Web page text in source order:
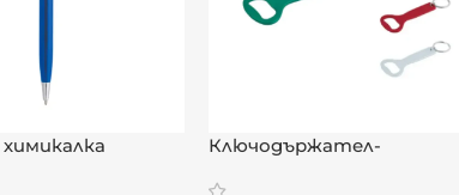
Ключодържател-